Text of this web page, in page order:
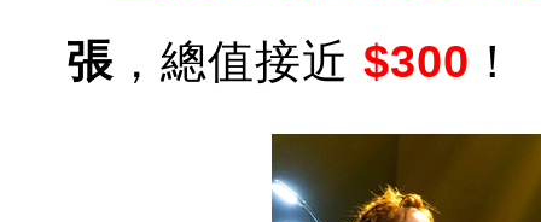
張 ，總值接近 $300 ！